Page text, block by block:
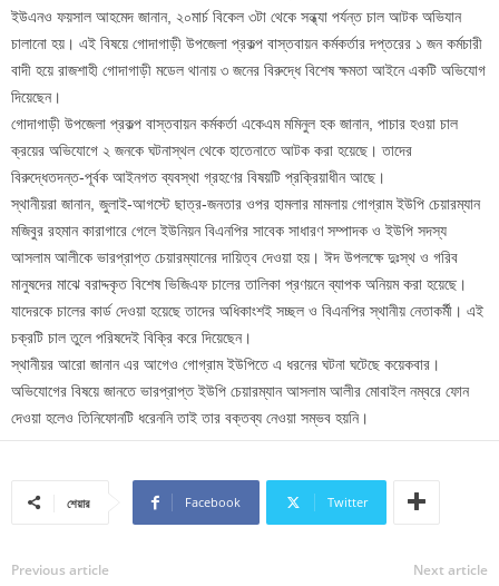
ইউএনও ফয়সাল আহমেদ জানান, ২০মার্চ বিকেল ৩টা থেকে সন্ধ্যা পর্যন্ত চাল আটক অভিযান
চালানো হয়। এই বিষয়ে গোদাগাড়ী উপজেলা প্রকল্প বাস্তবায়ন কর্মকর্তার দপ্তরের ১ জন কর্মচারী
বাদী হয়ে রাজশাহী গোদাগাড়ী মডেল থানায় ৩ জনের বিরুদ্ধে বিশেষ ক্ষমতা আইনে একটি অভিযোগ
দিয়েছেন।
গোদাগাড়ী উপজেলা প্রকল্প বাস্তবায়ন কর্মকর্তা একেএম মমিনুল হক জানান, পাচার হওয়া চাল
ক্রয়ের অভিযোগে ২ জনকে ঘটনাস্থল থেকে হাতেনাতে আটক করা হয়েছে। তাদের
বিরুদ্ধেতদন্ত-পূর্বক আইনগত ব্যবস্থা গ্রহণের বিষয়টি প্রক্রিয়াধীন আছে।
স্থানীয়রা জানান, জুলাই-আগস্টে ছাত্র-জনতার ওপর হামলার মামলায় গোগ্রাম ইউপি চেয়ারম্যান
মজিবুর রহমান কারাগারে গেলে ইউনিয়ন বিএনপির সাবেক সাধারণ সম্পাদক ও ইউপি সদস্য
আসলাম আলীকে ভারপ্রাপ্ত চেয়ারম্যানের দায়িত্ব দেওয়া হয়। ঈদ উপলক্ষে দুঃস্থ ও গরিব
মানুষদের মাঝে বরাদ্দকৃত বিশেষ ভিজিএফ চালের তালিকা প্রণয়নে ব্যাপক অনিয়ম করা হয়েছে।
যাদেরকে চালের কার্ড দেওয়া হয়েছে তাদের অধিকাংশই সচ্ছল ও বিএনপির স্থানীয় নেতাকর্মী। এই
চক্রটি চাল তুলে পরিষদেই বিক্রি করে দিয়েছেন।
স্থানীয়র আরো জানান এর আগেও গোগ্রাম ইউপিতে এ ধরনের ঘটনা ঘটেছে কয়েকবার।
অভিযোগের বিষয়ে জানতে ভারপ্রাপ্ত ইউপি চেয়ারম্যান আসলাম আলীর মোবাইল নম্বরে ফোন
দেওয়া হলেও তিনিফোনটি ধরেননি তাই তার বক্তব্য নেওয়া সম্ভব হয়নি।
শেয়ার Facebook Twitter
Previous article Next article